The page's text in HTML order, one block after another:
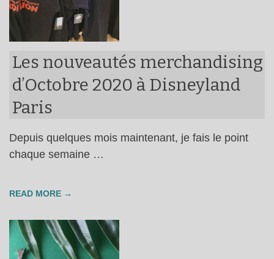
Les nouveautés merchandising
d’Octobre 2020 à Disneyland
Paris
Depuis quelques mois maintenant, je fais le point
chaque semaine …
READ MORE →